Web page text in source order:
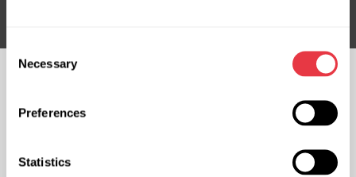
Consent
Selection
Necessary
Preferences
Statistics
НАМИ
КОНТАКТИ